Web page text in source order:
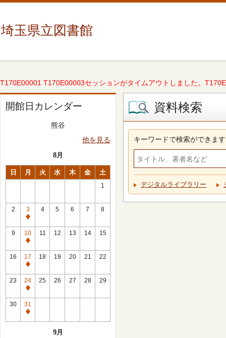
埼玉県立図書館
T170E00001 T170E00003セッションがタイムアウトしました。
開館日カレンダー
熊谷
他を見る
8月
日 月 火 水 木 金 土
1
2
3
休
館
日
4 5 6 7 8
9
10
休
館
日
11 12 13 14 15
16
17
休
館
日
18 19 20 21 22
23
24
休
館
日
25 26 27 28 29
30
31
休
9月
資料検索
キーワードで検索ができます
デジタルライブラリー